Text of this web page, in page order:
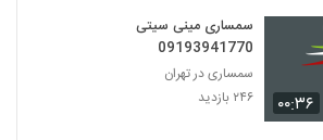
۰۰:۳۶
سمساری مینی سیتی
09193941770
سمساری در تهران
۲۴۶ بازدید